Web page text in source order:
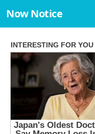
Now Notice